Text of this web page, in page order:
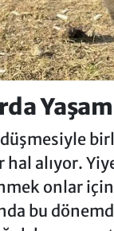
düşmesiyle
hal alıyor.
onlar
bu